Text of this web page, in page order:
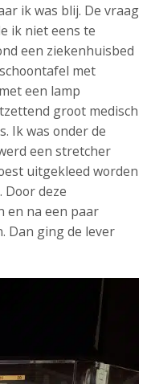
ik was blij. De vraag
ik niet eens te
een ziekenhuisbed
met
een lamp
groot medisch
Ik was onder de
een stretcher
uitgekleed worden
Door deze
en na een paar
Dan ging de lever